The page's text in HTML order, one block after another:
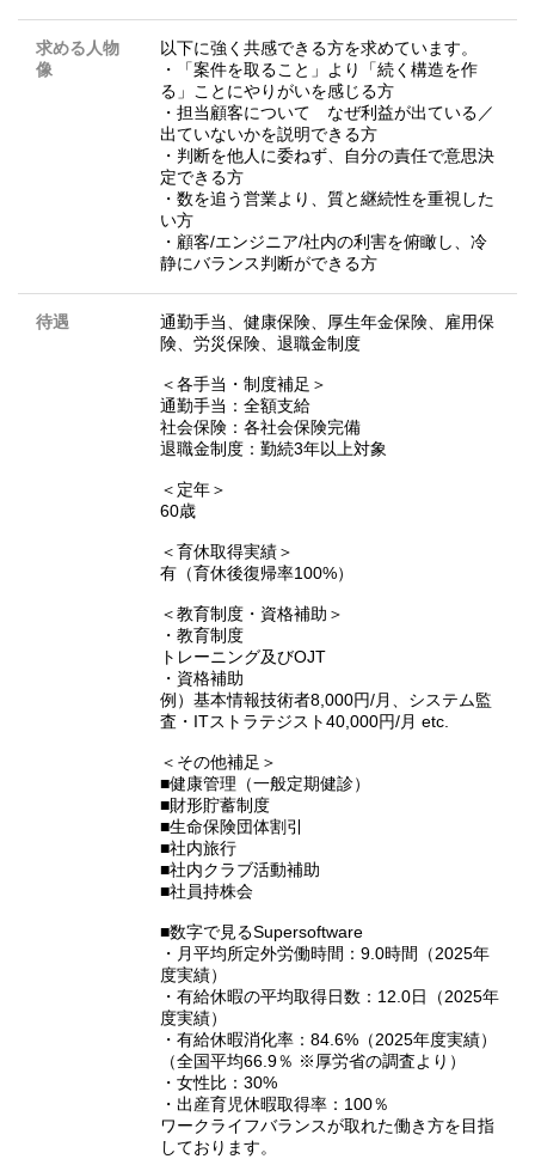
求める人物
像
以下に強く共感できる方を求めています。
・「案件を取ること」より「続く構造を作
る」ことにやりがいを感じる方
・担当顧客について なぜ利益が出ている／
出ていないかを説明できる方
・判断を他人に委ねず、自分の責任で意思決
定できる方
・数を追う営業より、質と継続性を重視した
い方
・顧客/エンジニア/社内の利害を俯瞰し、冷
静にバランス判断ができる方
待遇
通勤手当、健康保険、厚生年金保険、雇用保
険、労災保険、退職金制度
＜各手当・制度補足＞
通勤手当：全額支給
社会保険：各社会保険完備
退職金制度：勤続3年以上対象
＜定年＞
60歳
＜育休取得実績＞
有（育休後復帰率100%）
＜教育制度・資格補助＞
・教育制度
トレーニング及びOJT
・資格補助
例）基本情報技術者8,000円/月、システム監
査・ITストラテジスト40,000円/月 etc.
＜その他補足＞
■健康管理（一般定期健診）
■財形貯蓄制度
■生命保険団体割引
■社内旅行
■社内クラブ活動補助
■社員持株会
■数字で見るSupersoftware
・月平均所定外労働時間：9.0時間（2025年
度実績）
・有給休暇の平均取得日数：12.0日（2025年
度実績）
・有給休暇消化率：84.6%（2025年度実績）
（全国平均66.9％ ※厚労省の調査より）
・女性比：30%
・出産育児休暇取得率：100％
ワークライフバランスが取れた働き方を目指
しております。